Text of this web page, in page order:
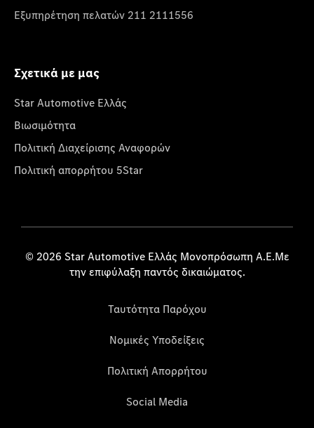
Εξυπηρέτηση πελατών 211 2111556
Σχετικά με μας
Star Automotive Ελλάς
Βιωσιμότητα
Πολιτική Διαχείρισης Αναφορών
Πολιτική απορρήτου 5Star
© 2026 Star Automotive Ελλάς Μονοπρόσωπη Α.Ε.Με
την επιφύλαξη παντός δικαιώματος.
Ταυτότητα Παρόχου
Νομικές Υποδείξεις
Πολιτική Απορρήτου
Social Media